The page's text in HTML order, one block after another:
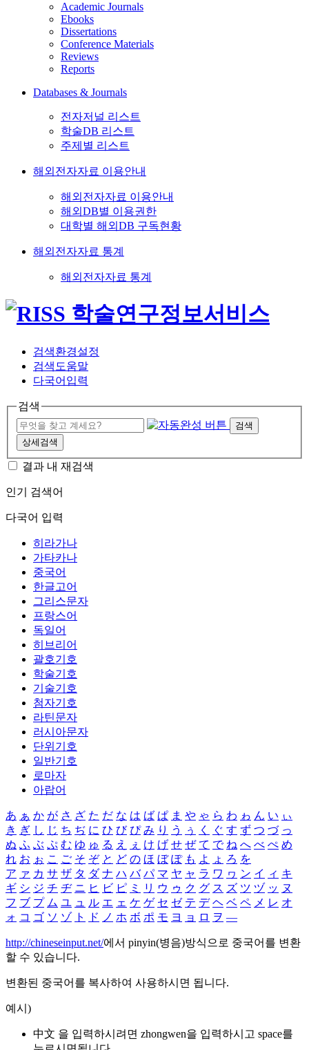
Academic Journals
Ebooks
Dissertations
Conference Materials
Reviews
Reports
Databases & Journals
전자저널 리스트
학술DB 리스트
주제별 리스트
해외전자자료 이용안내
해외전자자료 이용안내
해외DB별 이용권한
대학별 해외DB 구독현황
해외전자자료 통계
해외전자자료 통계
검색환경설정
검색도움말
다국어입력
검색
검색
상세검색
결과 내 재검색
인기 검색어
다국어 입력
히라가나
가타카나
중국어
한글고어
그리스문자
프랑스어
독일어
히브리어
괄호기호
학술기호
기술기호
첨자기호
라틴문자
러시아문자
단위기호
일반기호
로마자
아랍어
あ ぁ か が さ ざ た だ な は ば ぱ ま や ゃ ら わ ゎ ん い ぃ
き ぎ し じ ち ぢ に ひ び ぴ み り う ぅ く ぐ す ず つ づ っ
ぬ ふ ぶ ぷ む ゆ ゅ る え ぇ け げ せ ぜ て で ね へ べ ぺ め
れ お ぉ こ ご そ ぞ と ど の ほ ぼ ぽ も よ ょ ろ を
ア ァ カ サ ザ タ ダ ナ ハ バ パ マ ヤ ャ ラ ワ ヮ ン イ ィ キ
ギ シ ジ チ ヂ ニ ヒ ビ ピ ミ リ ウ ゥ ク グ ス ズ ツ ヅ ッ ヌ
フ ブ プ ム ユ ュ ル エ ェ ケ ゲ セ ゼ テ デ ヘ ベ ペ メ レ オ
ォ コ ゴ ソ ゾ ト ド ノ ホ ボ ポ モ ヨ ョ ロ ヲ ―
http://chineseinput.net/에서 pinyin(병음)방식으로 중국어를 변환
할 수 있습니다.
변환된 중국어를 복사하여 사용하시면 됩니다.
예시)
中文 을 입력하시려면 zhongwen을 입력하시고 space를